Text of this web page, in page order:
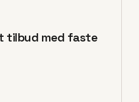
tilbud med faste